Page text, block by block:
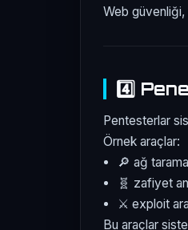
Web güvenliği,
4️⃣
Pentesterlar
Örnek araçlar:
🔎 ağ
🧬 zafiyet
⚔️ exploit
Bu araçlar